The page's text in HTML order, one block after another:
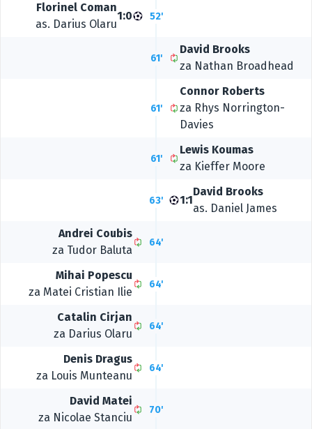
1:0
Florinel Coman
as. Darius Olaru
52'
61'
David Brooks
za Nathan Broadhead
61'
Connor Roberts
za Rhys Norrington-
Davies
61'
Lewis Koumas
za Kieffer Moore
63' 1:1
David Brooks
as. Daniel James
Andrei Coubis
za Tudor Baluta
64'
Mihai Popescu
za Matei Cristian Ilie
64'
Catalin Cirjan
za Darius Olaru
64'
Denis Dragus
za Louis Munteanu
64'
David Matei
za Nicolae Stanciu
70'